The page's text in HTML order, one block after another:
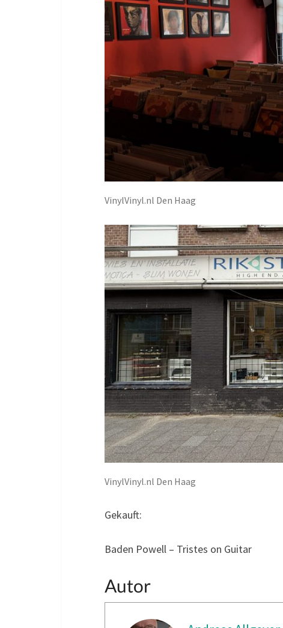
VinylVinyl.nl Den Haag
VinylVinyl.nl Den Haag
Gekauft:
Baden Powell – Tristes on Guitar
Autor